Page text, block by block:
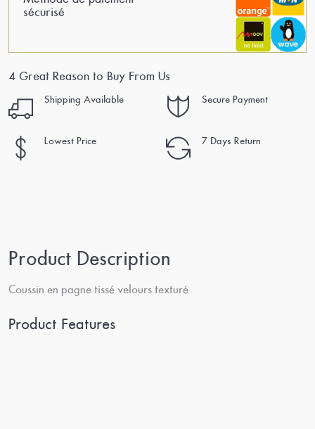
sécurisé
4 Great Reason to Buy From Us
Shipping Available Secure Payment
Lowest Price 7 Days Return
Product Description
Coussin en pagne tissé velours texturé
Product Features